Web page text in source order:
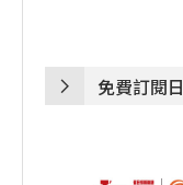
免費訂閱